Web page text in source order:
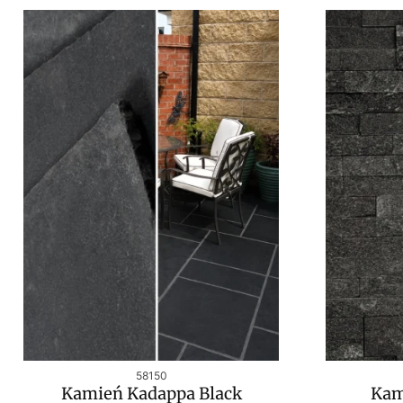
Kod produktu
58150
Kamień Kadappa Black